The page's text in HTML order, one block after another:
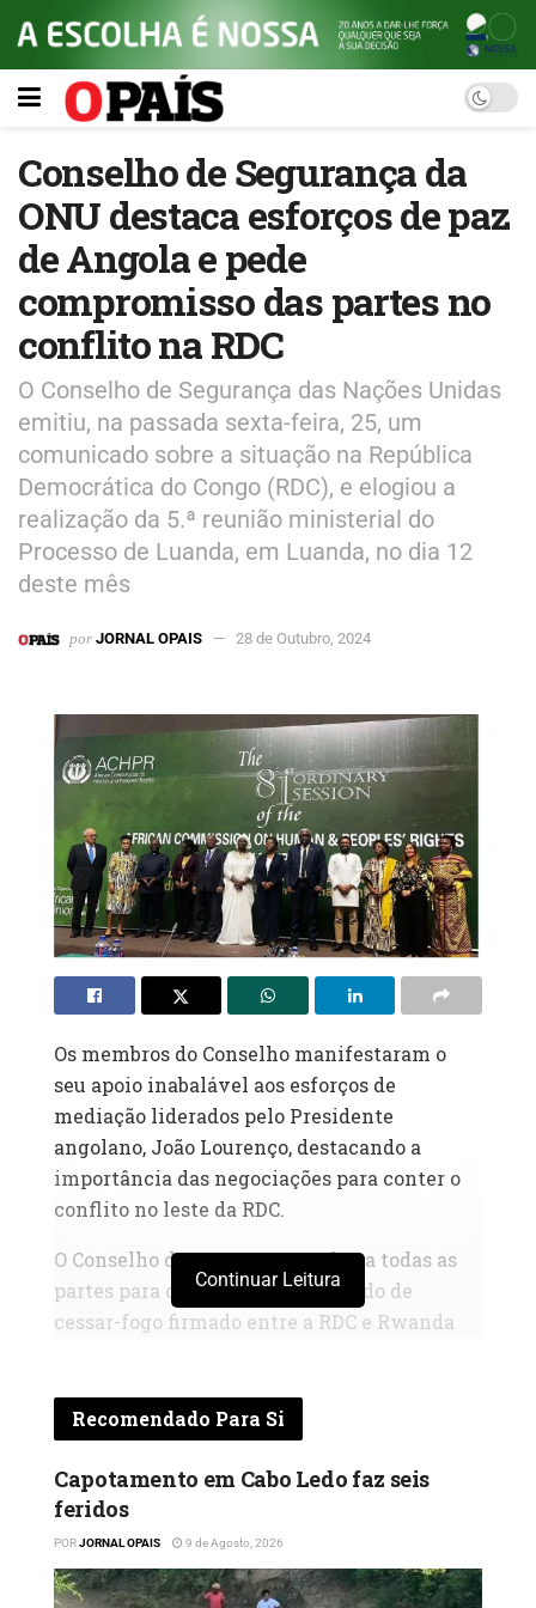
Conselho de Segurança da
ONU destaca esforços de paz
de Angola e pede
compromisso das partes no
conflito na RDC
O Conselho de Segurança das Nações Unidas
emitiu, na passada sexta-feira, 25, um
comunicado sobre a situação na República
Democrática do Congo (RDC), e elogiou a
realização da 5.ª reunião ministerial do
Processo de Luanda, em Luanda, no dia 12
deste mês
por JORNAL OPAIS 28 de Outubro, 2024
Os membros do Conselho manifestaram o
seu apoio inabalável aos esforços de
mediação liderados pelo Presidente
angolano, João Lourenço, destacando a
importância das negociações para conter o
conflito no leste da RDC.
O Conselho de Segurança apelou a todas as
partes para que respeitem o acordo de
cessar-fogo firmado entre a RDC e Rwanda
M23, reafirmando o seu apoio aos esforços
regionais para estabilizar a região dos
Grandes Lagos e combater a crise
humanitária existente.
desarmamento Para acelerar o processo de
Continuar Leitura
Recomendado Para Si
Capotamento em Cabo Ledo faz seis
feridos
PORJORNAL OPAIS 9 de Agosto, 2026